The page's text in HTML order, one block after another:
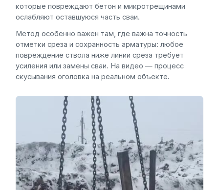
которые повреждают бетон и микротрещинами
ослабляют оставшуюся часть сваи.
Метод особенно важен там, где важна точность
отметки среза и сохранность арматуры: любое
повреждение ствола ниже линии среза требует
усиления или замены сваи. На видео — процесс
скусывания оголовка на реальном объекте.